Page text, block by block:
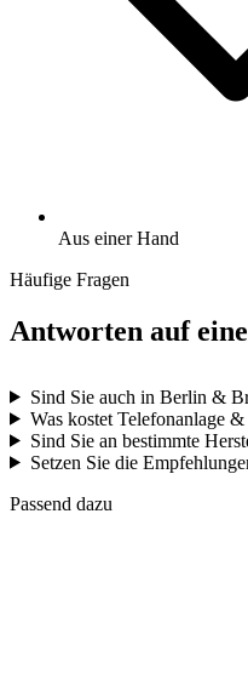
Aus einer Hand
Häufige Fragen
Antworten auf
Sind Sie auch in Berlin &
Was kostet Telefonanlage
Sind Sie an bestimmte
Setzen Sie die
Passend dazu